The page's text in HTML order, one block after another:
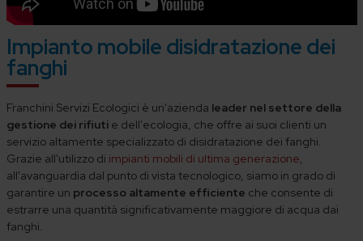
Impianto mobile disidratazione dei
fanghi
Franchini Servizi Ecologici è un'azienda leader nel settore della
gestione dei rifiutie dell'ecologia, che offre ai suoi clienti un
servizio altamente specializzato di disidratazione dei fanghi.
Grazie all'utilizzo di impianti mobili di ultima generazione,
all'avanguardia dal punto di vista tecnologico, siamo in grado di
garantire un processo altamente efficiente che consente di
estrarre una quantità significativamente maggiore di acqua dai
fanghi.